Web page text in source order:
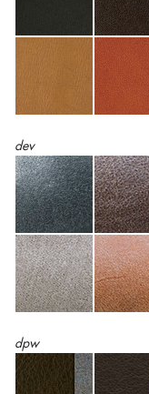
dev
dpw